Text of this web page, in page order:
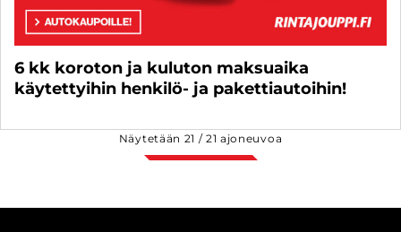
6 kk koroton ja kuluton maksuaika
käytettyihin henkilö- ja pakettiautoihin!
Näytetään 21 /21 ajoneuvoa